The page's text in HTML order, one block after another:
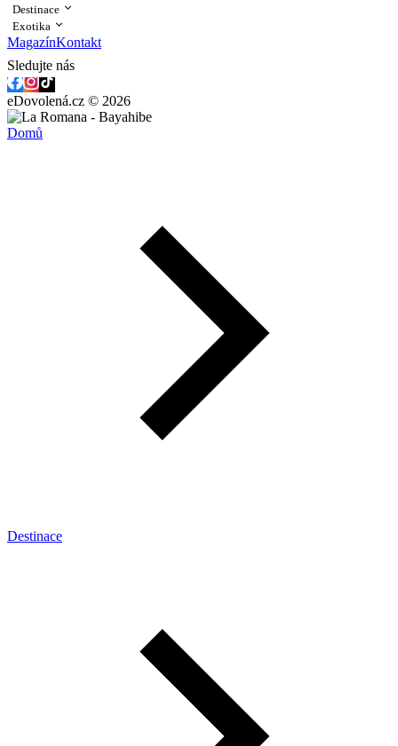
Destinace
Exotika
MagazínKontakt
Sledujte nás
eDovolená.cz © 2026
Domů
Destinace